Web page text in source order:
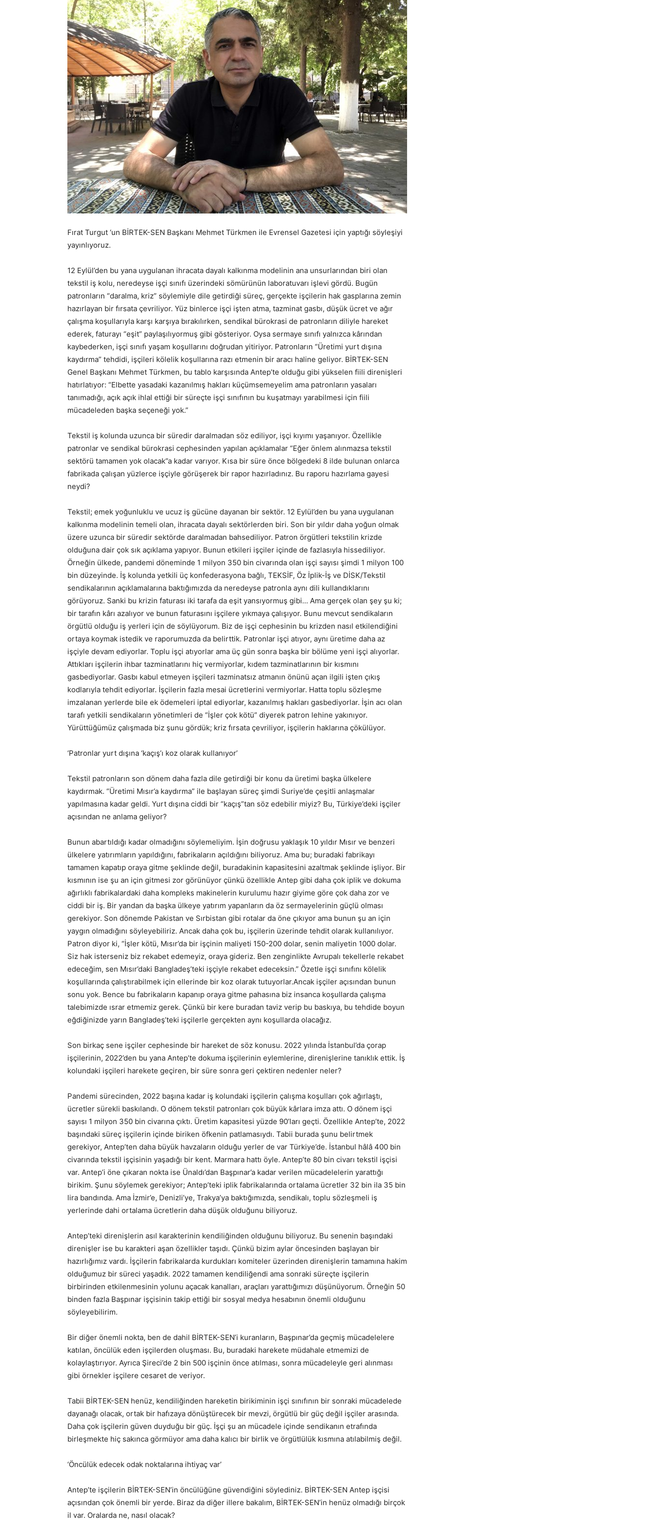
Fırat Turgut ‘un BİRTEK-SEN Başkanı Mehmet Türkmen ile Evrensel Gazetesi için yaptığı söyleşiyi
yayınlıyoruz.
12 Eylül’den bu yana uygulanan ihracata dayalı kalkınma modelinin ana unsurlarından biri olan
tekstil iş kolu, neredeyse işçi sınıfı üzerindeki sömürünün laboratuvarı işlevi gördü. Bugün
patronların “daralma, kriz” söylemiyle dile getirdiği süreç, gerçekte işçilerin hak gasplarına zemin
hazırlayan bir fırsata çevriliyor. Yüz binlerce işçi işten atma, tazminat gasbı, düşük ücret ve ağır
çalışma koşullarıyla karşı karşıya bırakılırken, sendikal bürokrasi de patronların diliyle hareket
ederek, faturayı “eşit” paylaşılıyormuş gibi gösteriyor. Oysa sermaye sınıfı yalnızca kârından
kaybederken, işçi sınıfı yaşam koşullarını doğrudan yitiriyor. Patronların “Üretimi yurt dışına
kaydırma” tehdidi, işçileri kölelik koşullarına razı etmenin bir aracı haline geliyor. BİRTEK-SEN
Genel Başkanı Mehmet Türkmen, bu tablo karşısında Antep’te olduğu gibi yükselen fiili direnişleri
hatırlatıyor: “Elbette yasadaki kazanılmış hakları küçümsemeyelim ama patronların yasaları
tanımadığı, açık açık ihlal ettiği bir süreçte işçi sınıfının bu kuşatmayı yarabilmesi için fiili
mücadeleden başka seçeneği yok.”
Tekstil iş kolunda uzunca bir süredir daralmadan söz ediliyor, işçi kıyımı yaşanıyor. Özellikle
patronlar ve sendikal bürokrasi cephesinden yapılan açıklamalar “Eğer önlem alınmazsa tekstil
sektörü tamamen yok olacak”a kadar varıyor. Kısa bir süre önce bölgedeki 8 ilde bulunan onlarca
fabrikada çalışan yüzlerce işçiyle görüşerek bir rapor hazırladınız. Bu raporu hazırlama gayesi
neydi?
Tekstil; emek yoğunluklu ve ucuz iş gücüne dayanan bir sektör. 12 Eylül’den bu yana uygulanan
kalkınma modelinin temeli olan, ihracata dayalı sektörlerden biri. Son bir yıldır daha yoğun olmak
üzere uzunca bir süredir sektörde daralmadan bahsediliyor. Patron örgütleri tekstilin krizde
olduğuna dair çok sık açıklama yapıyor. Bunun etkileri işçiler içinde de fazlasıyla hissediliyor.
Örneğin ülkede, pandemi döneminde 1 milyon 350 bin civarında olan işçi sayısı şimdi 1 milyon 100
bin düzeyinde. İş kolunda yetkili üç konfederasyona bağlı, TEKSİF, Öz İplik-İş ve DİSK/Tekstil
sendikalarının açıklamalarına baktığımızda da neredeyse patronla aynı dili kullandıklarını
görüyoruz. Sanki bu krizin faturası iki tarafa da eşit yansıyormuş gibi… Ama gerçek olan şey şu ki;
bir tarafın kârı azalıyor ve bunun faturasını işçilere yıkmaya çalışıyor. Bunu mevcut sendikaların
örgütlü olduğu iş yerleri için de söylüyorum. Biz de işçi cephesinin bu krizden nasıl etkilendiğini
ortaya koymak istedik ve raporumuzda da belirttik. Patronlar işçi atıyor, aynı üretime daha az
işçiyle devam ediyorlar. Toplu işçi atıyorlar ama üç gün sonra başka bir bölüme yeni işçi alıyorlar.
Attıkları işçilerin ihbar tazminatlarını hiç vermiyorlar, kıdem tazminatlarının bir kısmını
gasbediyorlar. Gasbı kabul etmeyen işçileri tazminatsız atmanın önünü açan ilgili işten çıkış
kodlarıyla tehdit ediyorlar. İşçilerin fazla mesai ücretlerini vermiyorlar. Hatta toplu sözleşme
imzalanan yerlerde bile ek ödemeleri iptal ediyorlar, kazanılmış hakları gasbediyorlar. İşin acı olan
tarafı yetkili sendikaların yönetimleri de “İşler çok kötü” diyerek patron lehine yakınıyor.
Yürüttüğümüz çalışmada biz şunu gördük; kriz fırsata çevriliyor, işçilerin haklarına çökülüyor.
‘Patronlar yurt dışına ‘kaçış’ı koz olarak kullanıyor’
Tekstil patronların son dönem daha fazla dile getirdiği bir konu da üretimi başka ülkelere
kaydırmak. “Üretimi Mısır’a kaydırma” ile başlayan süreç şimdi Suriye’de çeşitli anlaşmalar
yapılmasına kadar geldi. Yurt dışına ciddi bir “kaçış”tan söz edebilir miyiz? Bu, Türkiye’deki işçiler
açısından ne anlama geliyor?
Bunun abartıldığı kadar olmadığını söylemeliyim. İşin doğrusu yaklaşık 10 yıldır Mısır ve benzeri
ülkelere yatırımların yapıldığını, fabrikaların açıldığını biliyoruz. Ama bu; buradaki fabrikayı
tamamen kapatıp oraya gitme şeklinde değil, buradakinin kapasitesini azaltmak şeklinde işliyor. Bir
kısmının ise şu an için gitmesi zor görünüyor çünkü özellikle Antep gibi daha çok iplik ve dokuma
ağırlıklı fabrikalardaki daha kompleks makinelerin kurulumu hazır giyime göre çok daha zor ve
ciddi bir iş. Bir yandan da başka ülkeye yatırım yapanların da öz sermayelerinin güçlü olması
gerekiyor. Son dönemde Pakistan ve Sırbistan gibi rotalar da öne çıkıyor ama bunun şu an için
yaygın olmadığını söyleyebiliriz. Ancak daha çok bu, işçilerin üzerinde tehdit olarak kullanılıyor.
Patron diyor ki, “İşler kötü, Mısır’da bir işçinin maliyeti 150-200 dolar, senin maliyetin 1000 dolar.
Siz hak isterseniz biz rekabet edemeyiz, oraya gideriz. Ben zenginlikte Avrupalı tekellerle rekabet
edeceğim, sen Mısır’daki Bangladeş’teki işçiyle rekabet edeceksin.” Özetle işçi sınıfını kölelik
koşullarında çalıştırabilmek için ellerinde bir koz olarak tutuyorlar.Ancak işçiler açısından bunun
sonu yok. Bence bu fabrikaların kapanıp oraya gitme pahasına biz insanca koşullarda çalışma
talebimizde ısrar etmemiz gerek. Çünkü bir kere buradan taviz verip bu baskıya, bu tehdide boyun
eğdiğinizde yarın Bangladeş’teki işçilerle gerçekten aynı koşullarda olacağız.
Son birkaç sene işçiler cephesinde bir hareket de söz konusu. 2022 yılında İstanbul’da çorap
işçilerinin, 2022’den bu yana Antep’te dokuma işçilerinin eylemlerine, direnişlerine tanıklık ettik. İş
kolundaki işçileri harekete geçiren, bir süre sonra geri çektiren nedenler neler?
Pandemi sürecinden, 2022 başına kadar iş kolundaki işçilerin çalışma koşulları çok ağırlaştı,
ücretler sürekli baskılandı. O dönem tekstil patronları çok büyük kârlara imza attı. O dönem işçi
sayısı 1 milyon 350 bin civarına çıktı. Üretim kapasitesi yüzde 90’ları geçti. Özellikle Antep’te, 2022
başındaki süreç işçilerin içinde biriken öfkenin patlamasıydı. Tabii burada şunu belirtmek
gerekiyor, Antep’ten daha büyük havzaların olduğu yerler de var Türkiye’de. İstanbul hâlâ 400 bin
civarında tekstil işçisinin yaşadığı bir kent. Marmara hattı öyle. Antep’te 80 bin civarı tekstil işçisi
var. Antep’i öne çıkaran nokta ise Ünaldı’dan Başpınar’a kadar verilen mücadelelerin yarattığı
birikim. Şunu söylemek gerekiyor; Antep’teki iplik fabrikalarında ortalama ücretler 32 bin ila 35 bin
lira bandında. Ama İzmir’e, Denizli’ye, Trakya’ya baktığımızda, sendikalı, toplu sözleşmeli iş
yerlerinde dahi ortalama ücretlerin daha düşük olduğunu biliyoruz.
Antep’teki direnişlerin asıl karakterinin kendiliğinden olduğunu biliyoruz. Bu senenin başındaki
direnişler ise bu karakteri aşan özellikler taşıdı. Çünkü bizim aylar öncesinden başlayan bir
hazırlığımız vardı. İşçilerin fabrikalarda kurdukları komiteler üzerinden direnişlerin tamamına hakim
olduğumuz bir süreci yaşadık. 2022 tamamen kendiliğendi ama sonraki süreçte işçilerin
birbirinden etkilenmesinin yolunu açacak kanalları, araçları yarattığımızı düşünüyorum. Örneğin 50
binden fazla Başpınar işçisinin takip ettiği bir sosyal medya hesabının önemli olduğunu
söyleyebilirim.
Bir diğer önemli nokta, ben de dahil BİRTEK-SEN’i kuranların, Başpınar’da geçmiş mücadelelere
katılan, öncülük eden işçilerden oluşması. Bu, buradaki harekete müdahale etmemizi de
kolaylaştırıyor. Ayrıca Şireci’de 2 bin 500 işçinin önce atılması, sonra mücadeleyle geri alınması
gibi örnekler işçilere cesaret de veriyor.
Tabii BİRTEK-SEN henüz, kendiliğinden hareketin birikiminin işçi sınıfının bir sonraki mücadelede
dayanağı olacak, ortak bir hafızaya dönüştürecek bir mevzi, örgütlü bir güç değil işçiler arasında.
Daha çok işçilerin güven duyduğu bir güç. İşçi şu an mücadele içinde sendikanın etrafında
birleşmekte hiç sakınca görmüyor ama daha kalıcı bir birlik ve örgütlülük kısmına atılabilmiş değil.
‘Öncülük edecek odak noktalarına ihtiyaç var’
Antep’te işçilerin BİRTEK-SEN’in öncülüğüne güvendiğini söylediniz. BİRTEK-SEN Antep işçisi
açısından çok önemli bir yerde. Biraz da diğer illere bakalım, BİRTEK-SEN’in henüz olmadığı birçok
il var. Oralarda ne, nasıl olacak?